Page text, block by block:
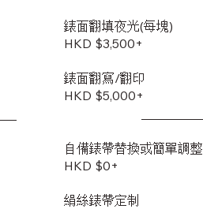
錶面翻填夜光(每塊)
HKD $3,500+
錶面翻寫/翻印
HKD $5,000+
自備錶帶替換或簡單調整
HKD $0+
絹絲錶帶定制